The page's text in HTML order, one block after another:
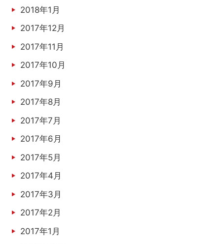
2018年1月
2017年12月
2017年11月
2017年10月
2017年9月
2017年8月
2017年7月
2017年6月
2017年5月
2017年4月
2017年3月
2017年2月
2017年1月